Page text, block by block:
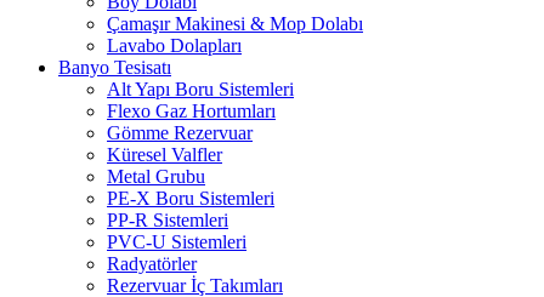
Çamaşır Makinesi & Mop Dolabı
Lavabo Dolapları
Banyo Tesisatı
Alt Yapı Boru Sistemleri
Flexo Gaz Hortumları
Gömme Rezervuar
Küresel Valfler
Metal Grubu
PE-X Boru Sistemleri
PP-R Sistemleri
PVC-U Sistemleri
Radyatörler
Rezervuar İç Takımları